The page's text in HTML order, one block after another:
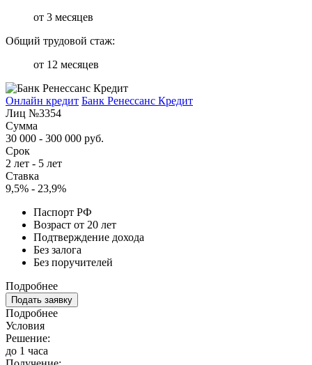
от 3 месяцев
Общий трудовой стаж:
от 12 месяцев
Онлайн кредит Банк Ренессанс Кредит
Лиц №3354
Сумма
30 000 - 300 000 руб.
Срок
2 лет - 5 лет
Ставка
9,5% - 23,9%
Паспорт РФ
Возраст от 20 лет
Подтверждение дохода
Без залога
Без поручителей
Подробнее
Подать заявку
Подробнее
Условия
Решение:
до 1 часа